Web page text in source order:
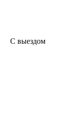
С выездом